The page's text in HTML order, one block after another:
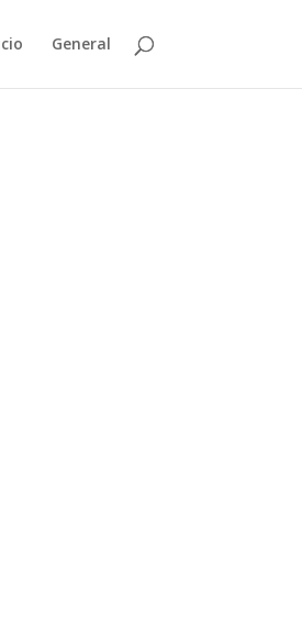
General